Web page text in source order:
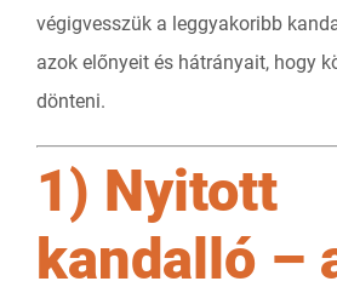
végigvesszük a leggyakoribb
azok előnyeit és hátrányait, hogy
dönteni.
1) Nyitott
kandalló –